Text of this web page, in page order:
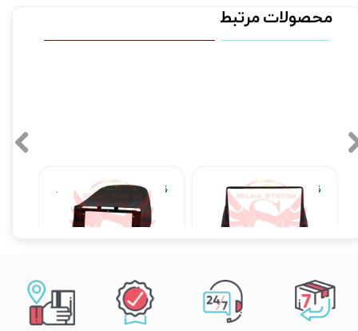
محصولات مرتبط
قاب مانیتور فابریک مزدا 3 قدیم قاب مانیتور فابریک لیفان X60